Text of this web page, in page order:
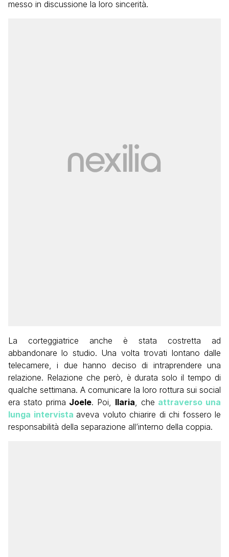
messo in discussione la loro sincerità.
La corteggiatrice anche è stata costretta ad
abbandonare lo studio. Una volta trovati lontano dalle
telecamere, i due hanno deciso di intraprendere una
relazione. Relazione che però, è durata solo il tempo di
qualche settimana. A comunicare la loro rottura sui social
era stato prima Joele. Poi, Ilaria, che attraverso una
lunga intervista aveva voluto chiarire di chi fossero le
responsabilità della separazione all’interno della coppia.